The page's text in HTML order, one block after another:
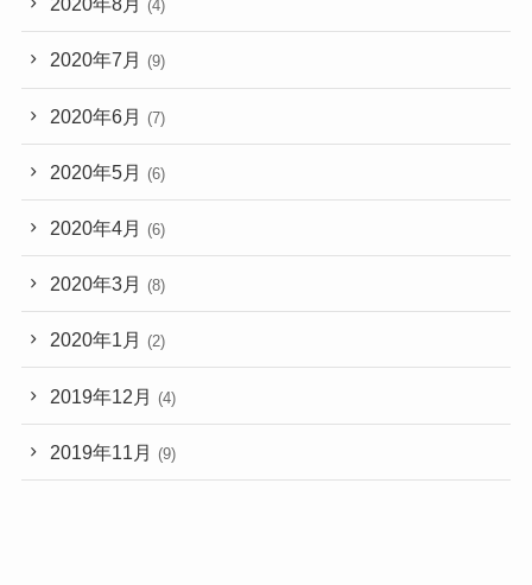
(4)
2020年7月 (9)
2020年6月 (7)
2020年5月 (6)
2020年4月 (6)
2020年3月 (8)
2020年1月 (2)
2019年12月 (4)
2019年11月 (9)